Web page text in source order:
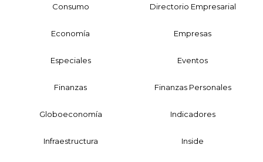
Consumo Directorio Empresarial
Economía Empresas
Especiales Eventos
Finanzas Finanzas Personales
Globoeconomía Indicadores
Infraestructura Inside